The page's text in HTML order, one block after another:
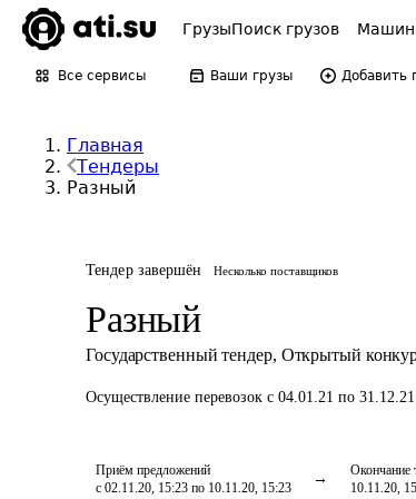
ГрузыПоиск грузов
Все сервисы Ваши грузы Добавить
Главная
Тендеры
Разный
Тендер завершён Несколько поставщиков
Разный
Государственный тендер, Открытый
Осуществление перевозок с 04.01.21 по 31.12.21
Приём предложений
с 02.11.20, 15:23 по 10.11.20, 15:23
Окончание
10.11.20,